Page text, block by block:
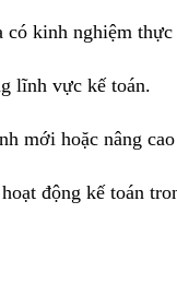
có kinh nghiệm thực
lĩnh vực kế toán.
mới hoặc nâng
động kế toán